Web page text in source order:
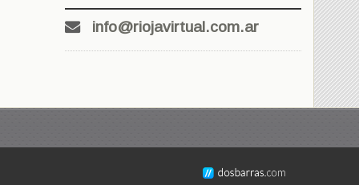
info@riojavirtual.com.ar